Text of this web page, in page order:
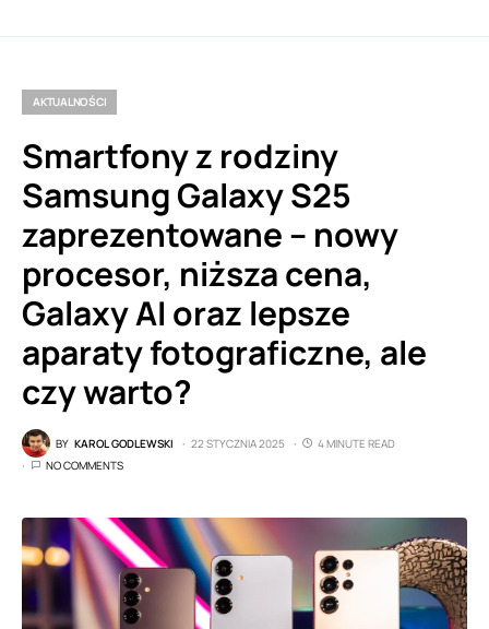
AKTUALNOŚCI
Smartfony z rodziny
Samsung Galaxy S25
zaprezentowane – nowy
procesor, niższa cena,
Galaxy AI oraz lepsze
aparaty fotograficzne, ale
czy warto?
BY KAROL GODLEWSKI 22 STYCZNIA 2025
4 MINUTE READ
NO COMMENTS